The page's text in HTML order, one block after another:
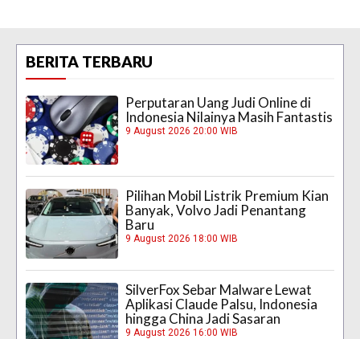
BERITA TERBARU
Perputaran Uang Judi Online di
Indonesia Nilainya Masih Fantastis
9 August 2026 20:00 WIB
Pilihan Mobil Listrik Premium Kian
Banyak, Volvo Jadi Penantang
Baru
9 August 2026 18:00 WIB
SilverFox Sebar Malware Lewat
Aplikasi Claude Palsu, Indonesia
hingga China Jadi Sasaran
9 August 2026 16:00 WIB